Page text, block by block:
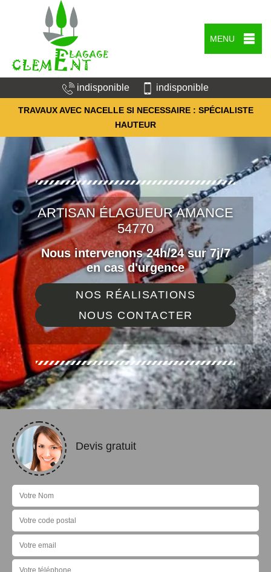
MENU
indisponible indisponible
TRAVAUX AVEC NACELLE SI NECESSAIRE : SPÉCIALISTE
HAUTEUR
ARTISAN ÉLAGUEUR AMANCE
54770
Nous intervenons 24h/24 sur 7j/7
en cas d'urgence
NOS RÉALISATIONS
NOUS CONTACTER
Devis gratuit